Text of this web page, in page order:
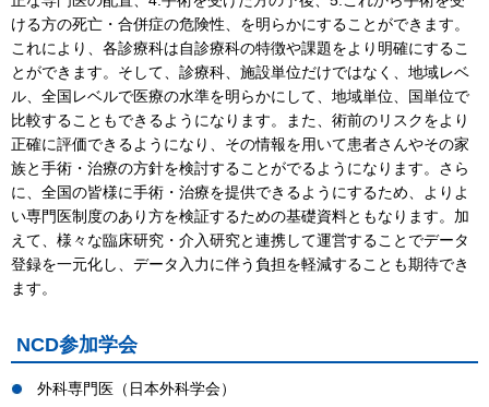
ける方の死亡・合併症の危険性、を明らかにすることができます。
これにより、各診療科は自診療科の特徴や課題をより明確にするこ
とができます。そして、診療科、施設単位だけではなく、地域レベ
ル、全国レベルで医療の水準を明らかにして、地域単位、国単位で
比較することもできるようになります。また、術前のリスクをより
正確に評価できるようになり、その情報を用いて患者さんやその家
族と手術・治療の方針を検討することがでるようになります。さら
に、全国の皆様に手術・治療を提供できるようにするため、よりよ
い専門医制度のあり方を検証するための基礎資料ともなります。加
えて、様々な臨床研究・介入研究と連携して運営することでデータ
登録を一元化し、データ入力に伴う負担を軽減することも期待でき
ます。
NCD参加学会
外科専門医（日本外科学会）